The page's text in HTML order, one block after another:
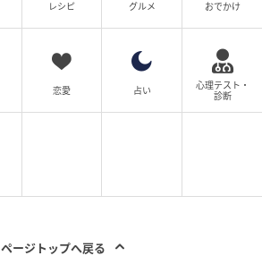
レシピ グルメ おでかけ
恋愛 占い
心理テスト・
診断
ページトップへ戻る